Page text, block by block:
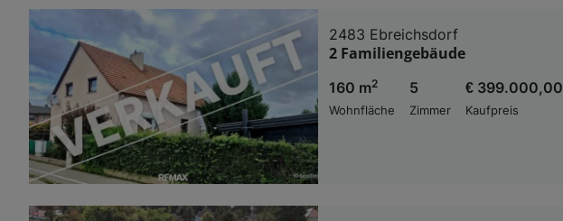
2483 Ebreichsdorf
2 Familiengebäude
160 m2
Wohnfläche
5
Zimmer
€ 399.000,00
Kaufpreis